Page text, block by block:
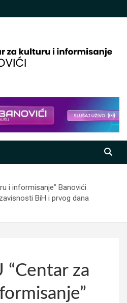
i informisanje
i informisanje” Banovići
BiH i prvog dana
“Centar za